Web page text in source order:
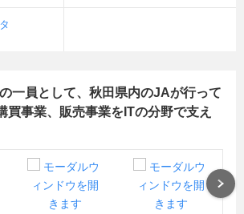
一員として、秋田県内のJAが行って
買事業、販売事業をITの分野で支え